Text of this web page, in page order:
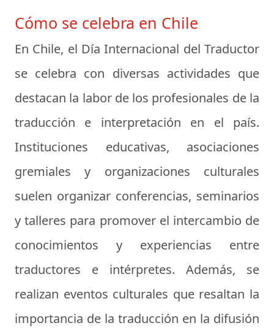
Cómo se celebra en Chile
En Chile, el Día Internacional del Traductor
se celebra con diversas actividades que
destacan la labor de los profesionales de la
traducción e interpretación en el país.
Instituciones educativas, asociaciones
gremiales y organizaciones culturales
suelen organizar conferencias, seminarios
y talleres para promover el intercambio de
conocimientos y experiencias entre
traductores e intérpretes. Además, se
realizan eventos culturales que resaltan la
importancia de la traducción en la difusión